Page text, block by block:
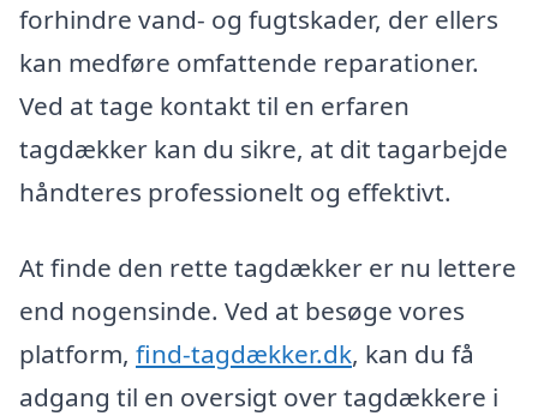
forhindre vand- og fugtskader, der ellers
kan medføre omfattende reparationer.
Ved at tage kontakt til en erfaren
tagdækker kan du sikre, at dit tagarbejde
håndteres professionelt og effektivt.
At finde den rette tagdækker er nu lettere
end nogensinde. Ved at besøge vores
platform, find-tagdækker.dk, kan du få
adgang til en oversigt over tagdækkere i